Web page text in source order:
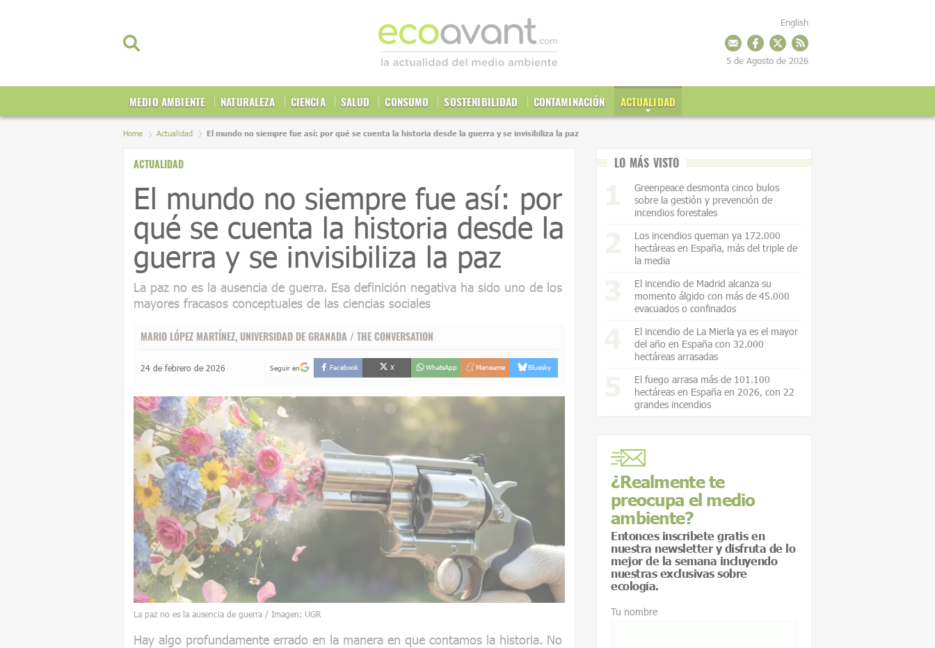
MEDIO AMBIENTE NATURALEZA CIENCIA SALUD CONSUMO SOSTENIBILIDAD CONTAMINACIÓN ACTUALIDAD
English
5 de Agosto de 2026
Home Actualidad El mundo no siempre fue así: por qué se cuenta la historia desde la guerra y se invisibiliza la paz
ACTUALIDAD
El mundo no siempre fue así: por
qué se cuenta la historia desde la
guerra y se invisibiliza la paz
La paz no es la ausencia de guerra. Esa definición negativa ha sido uno de los
mayores fracasos conceptuales de las ciencias sociales
MARIO LÓPEZ MARTÍNEZ, UNIVERSIDAD DE GRANADA / THE CONVERSATION
24 de febrero de 2026 Seguir en Facebook X WhatsApp Meneame Bluesky
La paz no es la ausencia de guerra / Imagen: UGR
Hay algo profundamente errado en la manera en que contamos la historia. No
LO MÁS VISTO
Greenpeace desmonta cinco bulos
sobre la gestión y prevención de
incendios forestales
Los incendios queman ya 172.000
hectáreas en España, más del triple de
la media
El incendio de Madrid alcanza su
momento álgido con más de 45.000
evacuados o confinados
El incendio de La Mierla ya es el mayor
del año en España con 32.000
hectáreas arrasadas
El fuego arrasa más de 101.100
hectáreas en España en 2026, con 22
grandes incendios
¿Realmente te
preocupa el medio
ambiente?
Entonces inscríbete gratis en
nuestra newsletter y disfruta de lo
mejor de la semana incluyendo
nuestras exclusivas sobre
ecología.
Tu nombre